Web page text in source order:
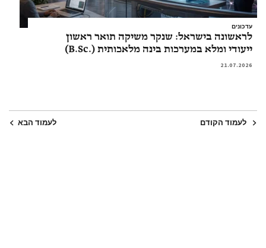
עדכונים
לראשונה בישראל: שנקר משיקה תואר ראשון
ייעודי ומלא במערכות בינה מלאכותית (.B.Sc)
21.07.2026
לעמוד הקודם לעמוד הבא